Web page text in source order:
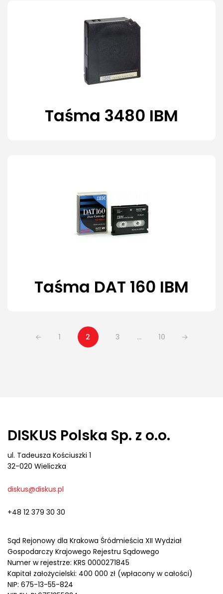
Taśma 3480 IBM
Taśma DAT 160 IBM
1 2 3 … 10
DISKUS Polska Sp. z o.o.
ul. Tadeusza Kościuszki 1
32-020 Wieliczka
diskus@diskus.pl
+48 12 379 30 30
Sąd Rejonowy dla Krakowa Śródmieścia XII Wydział
Gospodarczy Krajowego Rejestru Sądowego
Numer w rejestrze: KRS 0000271845
Kapitał założycielski: 400 000 zł (wpłacony w całości)
NIP: 675-13-55-824